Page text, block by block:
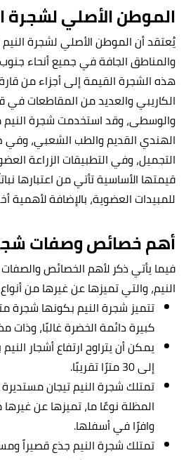
الموطن الأصلي لشجرة
يُعتقد أن الموطن الأصلي لشجرة
والمناطق الجافة في جميع أنحاء
هذه الشجرة القيمة إلى أجزاء من
الكاريبي والعديد من المقاطعات في
والوسطى، وقد استخدمت شجرة
الهندي القديم والطب الشعبي،
التجميل، وفي التطبيقات الزراعة
قيمتها الأساسية تأتي من اعتبارها
للمبيدات العضوية، بالإضافة لأهمية
أهم خصائص وصفات
فيما يأتي ذكر لأهم الخصائص
النيم، والتي تميزها عن غيرها من
تتميز شجرة النيم بكونها شجرة
كبيرة دائمة الخضرة غالبًا، وذات
إلى 30 مترًا تقريبًا.
تمتلك شجرة النيم تيجان
المظلة نوعًا ما، تميزها عن غيرها
وافرًا في أسفلها.
تمتلك شجرة النيم جذع قصيراً